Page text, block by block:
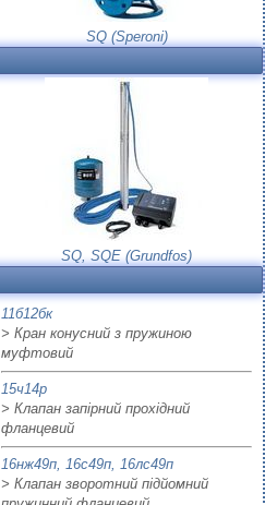
SQ (Speroni)
SQ, SQE (Grundfos)
11б12бк
> Кран конусний з пружиною
муфтовий
15ч14р
> Клапан запірний прохідний
фланцевий
16нж49п, 16с49п, 16лс49п
> Клапан зворотний підйомний